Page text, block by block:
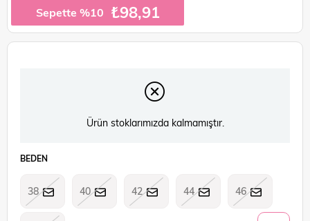
Sepette %10 ₺98,91
Ürün stoklarımızda kalmamıştır.
BEDEN
38 40 42 44 46